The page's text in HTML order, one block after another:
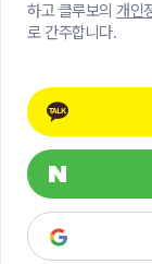
하고 클루보의 개인
로 간주합니다.